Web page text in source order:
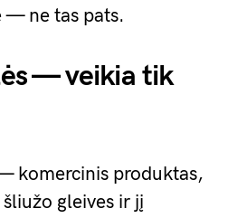
— ne tas pats.
— veikia tik
komercinis produktas,
gleives ir jį